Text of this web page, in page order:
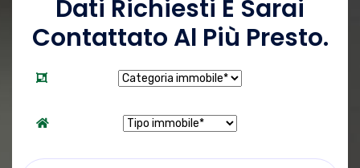
Dati Richiesti E Sarai
Contattato Al Più Presto.